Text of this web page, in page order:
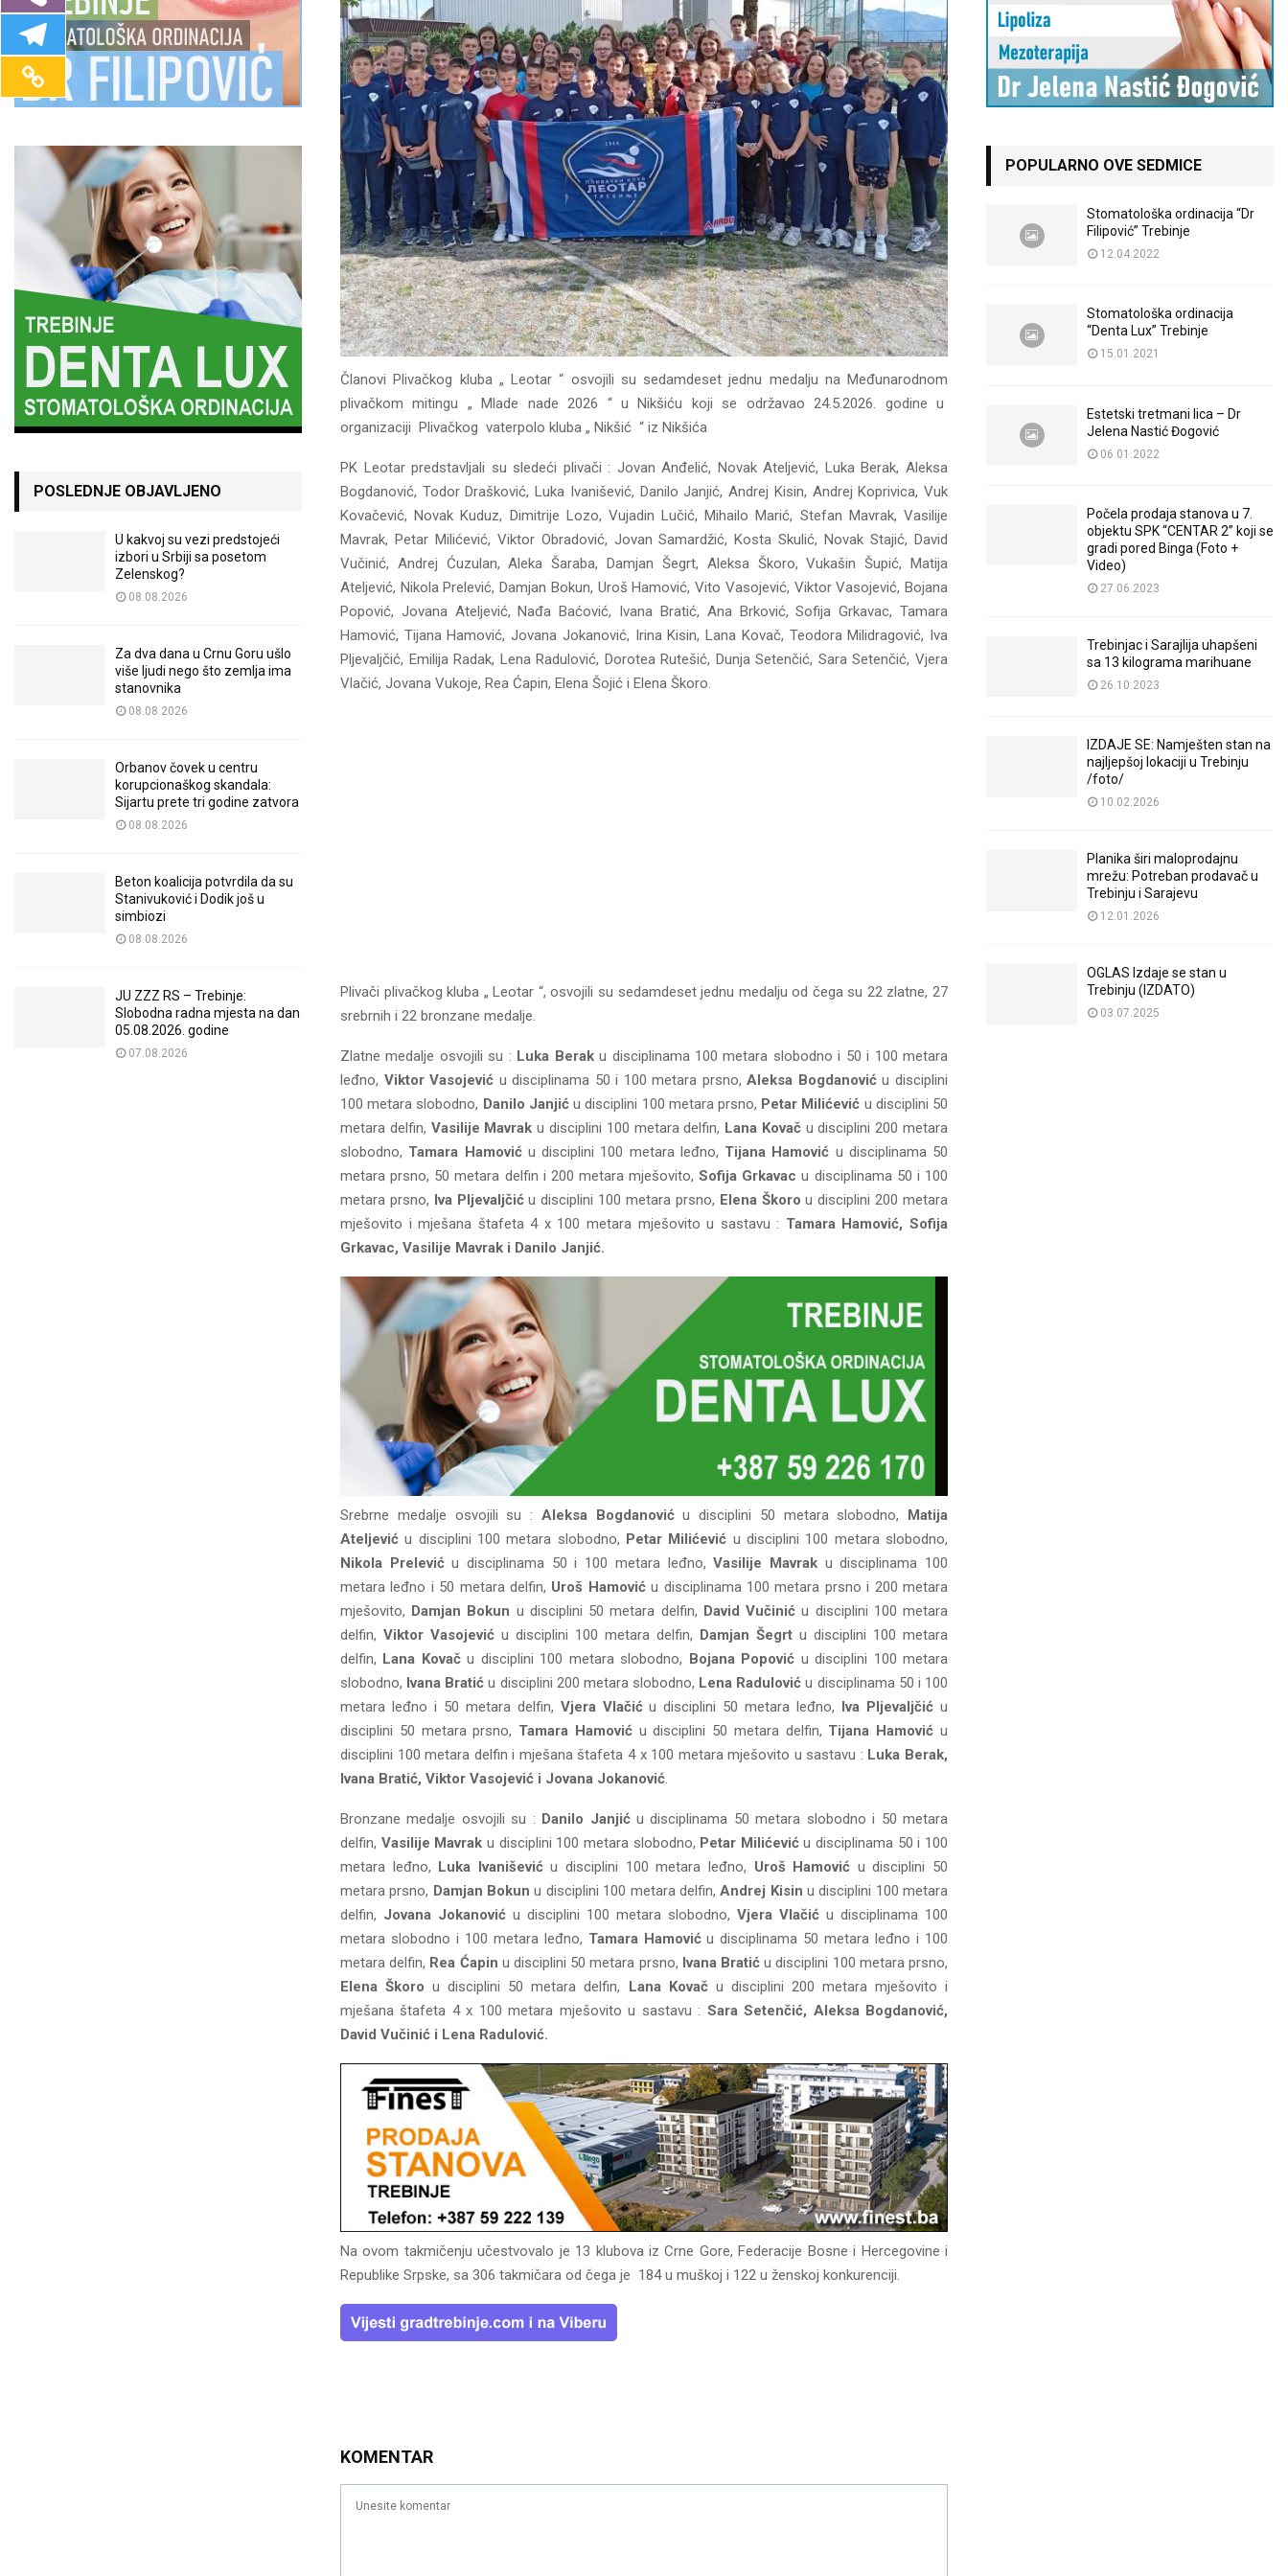
Članovi Plivačkog kluba „ Leotar “ osvojili su sedamdeset jednu medalju na Međunarodnom
plivačkom mitingu „ Mlade nade 2026 “ u Nikšiću koji se održavao 24.5.2026. godine u
organizaciji Plivačkog vaterpolo kluba „ Nikšić “ iz Nikšića
PK Leotar predstavljali su sledeći plivači : Jovan Anđelić, Novak Ateljević, Luka Berak, Aleksa
Bogdanović, Todor Drašković, Luka Ivanišević, Danilo Janjić, Andrej Kisin, Andrej Koprivica, Vuk
Kovačević, Novak Kuduz, Dimitrije Lozo, Vujadin Lučić, Mihailo Marić, Stefan Mavrak, Vasilije
Mavrak, Petar Milićević, Viktor Obradović, Jovan Samardžić, Kosta Skulić, Novak Stajić, David
Vučinić, Andrej Ćuzulan, Aleka Šaraba, Damjan Šegrt, Aleksa Škoro, Vukašin Šupić, Matija
Ateljević, Nikola Prelević, Damjan Bokun, Uroš Hamović, Vito Vasojević, Viktor Vasojević, Bojana
Popović, Jovana Ateljević, Nađa Baćović, Ivana Bratić, Ana Brković, Sofija Grkavac, Tamara
Hamović, Tijana Hamović, Jovana Jokanović, Irina Kisin, Lana Kovač, Teodora Milidragović, Iva
Pljevaljčić, Emilija Radak, Lena Radulović, Dorotea Rutešić, Dunja Setenčić, Sara Setenčić, Vjera
Vlačić, Jovana Vukoje, Rea Ćapin, Elena Šojić i Elena Škoro.
Plivači plivačkog kluba „ Leotar “, osvojili su sedamdeset jednu medalju od čega su 22 zlatne, 27
srebrnih i 22 bronzane medalje.
Zlatne medalje osvojili su : Luka Beraku disciplinama 100 metara slobodno i 50 i 100 metara
leđno, Viktor Vasojević u disciplinama 50 i 100 metara prsno,Aleksa Bogdanoviću disciplini
100 metara slobodno, Danilo Janjiću disciplini 100 metara prsno, Petar Milićević u disciplini 50
metara delfin, Vasilije Mavrak u disciplini 100 metara delfin, Lana Kovač u disciplini 200 metara
slobodno, Tamara Hamoviću disciplini 100 metara leđno, Tijana Hamović u disciplinama 50
metara prsno, 50 metara delfin i 200 metara mješovito,Sofija Grkavac u disciplinama 50 i 100
metara prsno, Iva Pljevaljčiću disciplini 100 metara prsno, Elena Škoro u disciplini 200 metara
mješovito i mješana štafeta 4 x 100 metara mješovito u sastavu : Tamara Hamović, Sofija
Grkavac, Vasilije Mavrak i Danilo Janjić.
Srebrne medalje osvojili su : Aleksa Bogdanoviću disciplini 50 metara slobodno, Matija
Ateljević u disciplini 100 metara slobodno, Petar Milićević u disciplini 100 metara slobodno,
Nikola Preleviću disciplinama 50 i 100 metara leđno,Vasilije Mavraku disciplinama 100
metara leđno i 50 metara delfin, Uroš Hamoviću disciplinama 100 metara prsno i 200 metara
mješovito, Damjan Bokun u disciplini 50 metara delfin, David Vučinić u disciplini 100 metara
delfin, Viktor Vasojević u disciplini 100 metara delfin, Damjan Šegrt u disciplini 100 metara
delfin, Lana Kovaču disciplini 100 metara slobodno, Bojana Popović u disciplini 100 metara
slobodno, Ivana Bratić u disciplini 200 metara slobodno, Lena Radulović u disciplinama 50 i 100
metara leđno i 50 metara delfin, Vjera Vlačiću disciplini 50 metara leđno, Iva Pljevaljčić u
disciplini 50 metara prsno, Tamara Hamoviću disciplini 50 metara delfin, Tijana Hamović u
disciplini 100 metara delfin i mješana štafeta 4 x 100 metara mješovito u sastavu : Luka Berak,
Ivana Bratić, Viktor Vasojević i Jovana Jokanović.
Bronzane medalje osvojili su : Danilo Janjiću disciplinama 50 metara slobodno i 50 metara
delfin, Vasilije Mavrak u disciplini 100 metara slobodno, Petar Milićeviću disciplinama 50 i 100
metara leđno, Luka Ivaniševiću disciplini 100 metara leđno, Uroš Hamović u disciplini 50
metara prsno, Damjan Bokun u disciplini 100 metara delfin,Andrej Kisin u disciplini 100 metara
delfin, Jovana Jokanović u disciplini 100 metara slobodno, Vjera Vlačić u disciplinama 100
metara slobodno i 100 metara leđno, Tamara Hamoviću disciplinama 50 metara leđno i 100
metara delfin, Rea Ćapin u disciplini 50 metara prsno, Ivana Bratić u disciplini 100 metara prsno,
Elena Škoro u disciplini 50 metara delfin, Lana Kovaču disciplini 200 metara mješovito i
mješana štafeta 4 x 100 metara mješovito u sastavu : Sara Setenčić, Aleksa Bogdanović,
David Vučinić i Lena Radulović.
Na ovom takmičenju učestvovalo je 13 klubova iz Crne Gore, Federacije Bosne i Hercegovine i
Republike Srpske, sa 306 takmičara od čega je 184 u muškoj i 122 u ženskoj konkurenciji.
KOMENTAR
POSLEDNJE OBJAVLJENO
U kakvoj su vezi predstojeći
izbori u Srbiji sa posetom
Zelenskog?
08.08.2026
Za dva dana u Crnu Goru ušlo
više ljudi nego što zemlja ima
stanovnika
08.08.2026
Orbanov čovek u centru
korupcionaškog skandala:
Sijartu prete tri godine zatvora
08.08.2026
Beton koalicija potvrdila da su
Stanivuković i Dodik još u
simbiozi
08.08.2026
JU ZZZ RS – Trebinje:
Slobodna radna mjesta na dan
05.08.2026. godine
07.08.2026
POPULARNO OVE SEDMICE
Stomatološka ordinacija “Dr
Filipović” Trebinje
12.04.2022
Stomatološka ordinacija
“Denta Lux” Trebinje
15.01.2021
Estetski tretmani lica – Dr
Jelena Nastić Đogović
06.01.2022
Počela prodaja stanova u 7.
objektu SPK “CENTAR 2” koji se
gradi pored Binga (Foto +
Video)
27.06.2023
Trebinjac i Sarajlija uhapšeni
sa 13 kilograma marihuane
26.10.2023
IZDAJE SE: Namješten stan na
najljepšoj lokaciji u Trebinju
/foto/
10.02.2026
Planika širi maloprodajnu
mrežu: Potreban prodavač u
Trebinju i Sarajevu
12.01.2026
OGLAS Izdaje se stan u
Trebinju (IZDATO)
03.07.2025